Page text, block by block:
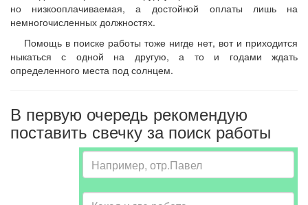
но низкооплачиваемая, а достойной оплаты лишь на
немногочисленных должностях.
Помощь в поиске работы тоже нигде нет, вот и приходится
ныкаться с одной на другую, а то и годами ждать
определенного места под солнцем.
В первую очередь рекомендую
поставить свечку за поиск работы